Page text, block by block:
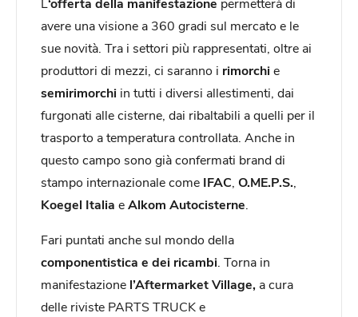
avere una visione a 360 gradi sul mercato e le
sue novità. Tra i settori più rappresentati, oltre ai
produttori di mezzi, ci saranno i rimorchie
semirimorchi in tutti i diversi allestimenti, dai
furgonati alle cisterne, dai ribaltabili a quelli per il
trasporto a temperatura controllata. Anche in
questo campo sono già confermati brand di
stampo internazionale come IFAC O.ME.P.S.
Koegel Italia eAlkom Autocisterne
Fari puntati anche sul mondo della
componentistica e dei ricambi . Torna in
manifestazione l’Aftermarket Village, a cura
delle riviste PARTS TRUCK e